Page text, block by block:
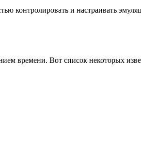
контролировать и настраивать
времени. Вот список некоторых